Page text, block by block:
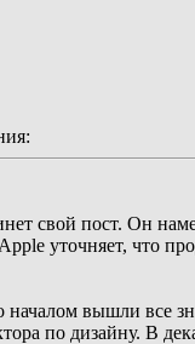
:
свой пост. Он
уточняет, что
началом вышли
по дизайну. В